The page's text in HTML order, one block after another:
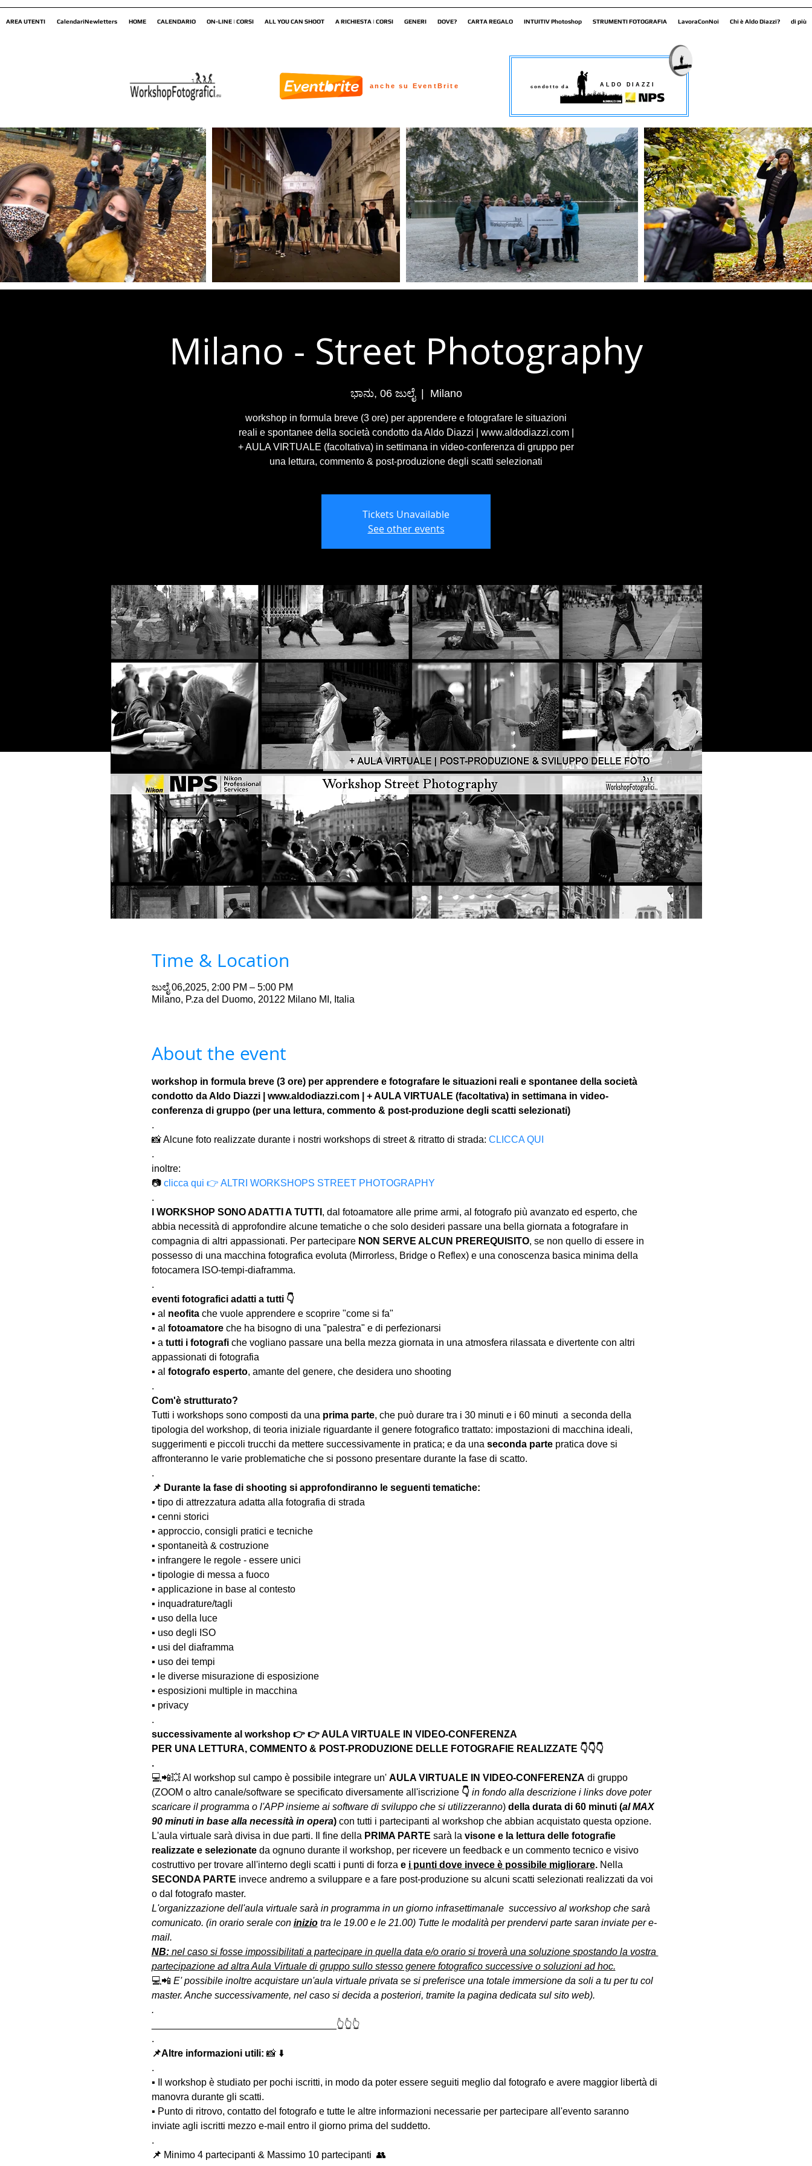
AREA UTENTI CalendariNewletters HOME CALENDARIO ON-LINE | CORSI ALL YOU CAN SHOOT A RICHIESTA | CORSI GENERI DOVE? CARTA REGALO INTUITIV Photoshop STRUMENTI FOTOGRAFIA LavoraConNoi Chi è Aldo Diazzi? di più
Milano - Street Photography
ಭಾನು, 06 ಜುಲೈ
  |
Milano
workshop in formula breve (3 ore) per apprendere e fotografare le situazioni
reali e spontanee della società condotto da Aldo Diazzi | www.aldodiazzi.com |
+ AULA VIRTUALE (facoltativa) in settimana in video-conferenza di gruppo per
una lettura, commento & post-produzione degli scatti selezionati
Tickets Unavailable
See other events
Time & Location
ಜುಲೈ 06,2025, 2:00 PM – 5:00 PM
Milano, P.za del Duomo, 20122 Milano MI, Italia
About the event
workshop in formula breve (3 ore) per apprendere e fotografare le situazioni reali e spontanee della società
condotto da Aldo Diazzi | www.aldodiazzi.com | + AULA VIRTUALE (facoltativa) in settimana in video-
conferenza di gruppo (per una lettura, commento & post-produzione degli scatti selezionati)
.
📸 Alcune foto realizzate durante i nostri workshops di street & ritratto di strada: CLICCA QUI
.
inoltre:
📷 clicca qui 👉 ALTRI WORKSHOPS STREET PHOTOGRAPHY
.
I WORKSHOP SONO ADATTI A TUTTI , dal fotoamatore alle prime armi, al fotografo più avanzato ed esperto, che
abbia necessità di approfondire alcune tematiche o che solo desideri passare una bella giornata a fotografare in
compagnia di altri appassionati. Per partecipare NON SERVE ALCUN PREREQUISITO, se non quello di essere in
possesso di una macchina fotografica evoluta (Mirrorless, Bridge o Reflex) e una conoscenza basica minima della
fotocamera ISO-tempi-diaframma.
.
eventi fotografici adatti a tutti 👇
▪️ al neofita che vuole apprendere e scoprire "come si fa"
▪️ al fotoamatore che ha bisogno di una "palestra" e di perfezionarsi
▪️ a tutti i fotografi che vogliano passare una bella mezza giornata in una atmosfera rilassata e divertente con altri
appassionati di fotografia
▪️ al fotografo esperto, amante del genere, che desidera uno shooting
.
Com'è strutturato?
Tutti i workshops sono composti da una prima parte, che può durare tra i 30 minuti e i 60 minuti  a seconda della
tipologia del workshop, di teoria iniziale riguardante il genere fotografico trattato: impostazioni di macchina ideali,
suggerimenti e piccoli trucchi da mettere successivamente in pratica; e da una seconda parte pratica dove si
affronteranno le varie problematiche che si possono presentare durante la fase di scatto.
.
📌 Durante la fase di shooting si approfondiranno le seguenti tematiche:
▪️ tipo di attrezzatura adatta alla fotografia di strada
▪️ cenni storici
▪️ approccio, consigli pratici e tecniche
▪️ spontaneità & costruzione
▪️ infrangere le regole - essere unici
▪️ tipologie di messa a fuoco
▪️ applicazione in base al contesto
▪️ inquadrature/tagli
▪️ uso della luce
▪️ uso degli ISO
▪️ usi del diaframma
▪️ uso dei tempi
▪️ le diverse misurazione di esposizione
▪️ esposizioni multiple in macchina
▪️ privacy
.
successivamente al workshop 👉 👉 AULA VIRTUALE IN VIDEO-CONFERENZA
PER UNA LETTURA, COMMENTO & POST-PRODUZIONE DELLE FOTOGRAFIE REALIZZATE 👇👇👇
.
💻📲💥 Al workshop sul campo è possibile integrare un' AULA VIRTUALE IN VIDEO-CONFERENZA di gruppo
(ZOOM o altro canale/software se specificato diversamente all'iscrizione 👇 in fondo alla descrizione i links dove poter
scaricare il programma o l'APP insieme ai software di sviluppo che si utilizzeranno) della durata di 60 minuti (al MAX
90 minuti in base alla necessità in opera) con tutti i partecipanti al workshop che abbian acquistato questa opzione.
L'aula virtuale sarà divisa in due parti. Il fine della PRIMA PARTE sarà la visone e la lettura delle fotografie
realizzate e selezionate da ognuno durante il workshop, per ricevere un feedback e un commento tecnico e visivo
costruttivo per trovare all'interno degli scatti i punti di forza e i punti dove invece è possibile migliorare. Nella
SECONDA PARTE invece andremo a sviluppare e a fare post-produzione su alcuni scatti selezionati realizzati da voi
o dal fotografo master.
L'organizzazione dell'aula virtuale sarà in programma in un giorno infrasettimanale  successivo al workshop che sarà
comunicato. (in orario serale con inizio tra le 19.00 e le 21.00) Tutte le modalità per prendervi parte saran inviate per e-
mail.
NB: nel caso si fosse impossibilitati a partecipare in quella data e/o orario si troverà una soluzione spostando la vostra
partecipazione ad altra Aula Virtuale di gruppo sullo stesso genere fotografico successive o soluzioni ad hoc.
💻📲 E' possibile inoltre acquistare un'aula virtuale privata se si preferisce una totale immersione da soli a tu per tu col
master. Anche successivamente, nel caso si decida a posteriori, tramite la pagina dedicata sul sito web).
.
__________________________________👆👆👆
.
📌Altre informazioni utili: 📸 ⬇️
.
▪️ Il workshop è studiato per pochi iscritti, in modo da poter essere seguiti meglio dal fotografo e avere maggior libertà di
manovra durante gli scatti.
▪️ Punto di ritrovo, contatto del fotografo e tutte le altre informazioni necessarie per partecipare all'evento saranno
inviate agli iscritti mezzo e-mail entro il giorno prima del suddetto.
.
📌 Minimo 4 partecipanti & Massimo 10 partecipanti  👥
condotto da ALDO DIAZZI
anche su EventBrite